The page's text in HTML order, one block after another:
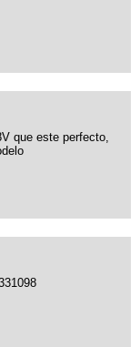
que este perfecto,